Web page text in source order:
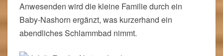
Anwesenden wird die kleine Familie durch ein
Baby-Nashorn ergänzt, was kurzerhand ein
abendliches Schlammbad nimmt.